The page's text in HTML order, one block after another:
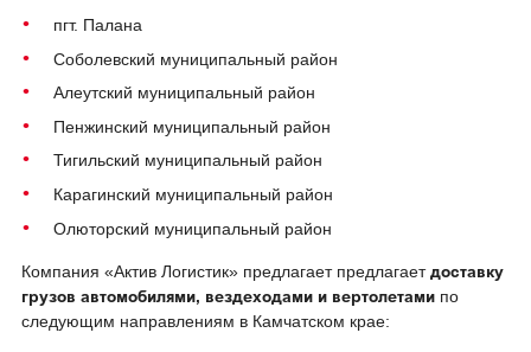
пгт. Палана
Соболевский муниципальный район
Алеутский муниципальный район
Пенжинский муниципальный район
Тигильский муниципальный район
Карагинский муниципальный район
Олюторский муниципальный район
Компания «Актив Логистик» предлагает предлагаетдоставку
грузов автомобилями, вездеходами и вертолетами по
следующим направлениям в Камчатском крае: